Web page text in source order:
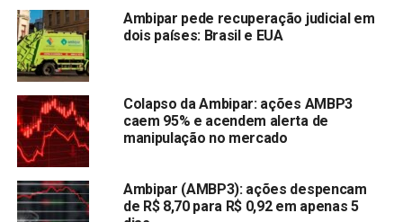
inesperada. As ações da empresa, negociadas sob o
código AMBP3, encerraram a segunda-feira (29) cotadas a
R$ 10,75, em alta de 21%.
Alta em meio a mudanças
internas
A disparada acontece justamente em meio a um processo
de reestruturação administrativa. No mesmo dia em que
Ambipar pede recuperação judicial em
dois países: Brasil e EUA
Colapso da Ambipar: ações AMBP3
caem 95% e acendem alerta de
manipulação no mercado
Ambipar (AMBP3): ações despencam
de R$ 8,70 para R$ 0,92 em apenas 5